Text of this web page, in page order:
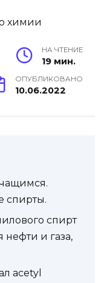
НА ЧТЕНИЕ
19 мин.
ОПУБЛИКОВАНО
10.06.2022
спирты.
спирт
и газа,
acetyl